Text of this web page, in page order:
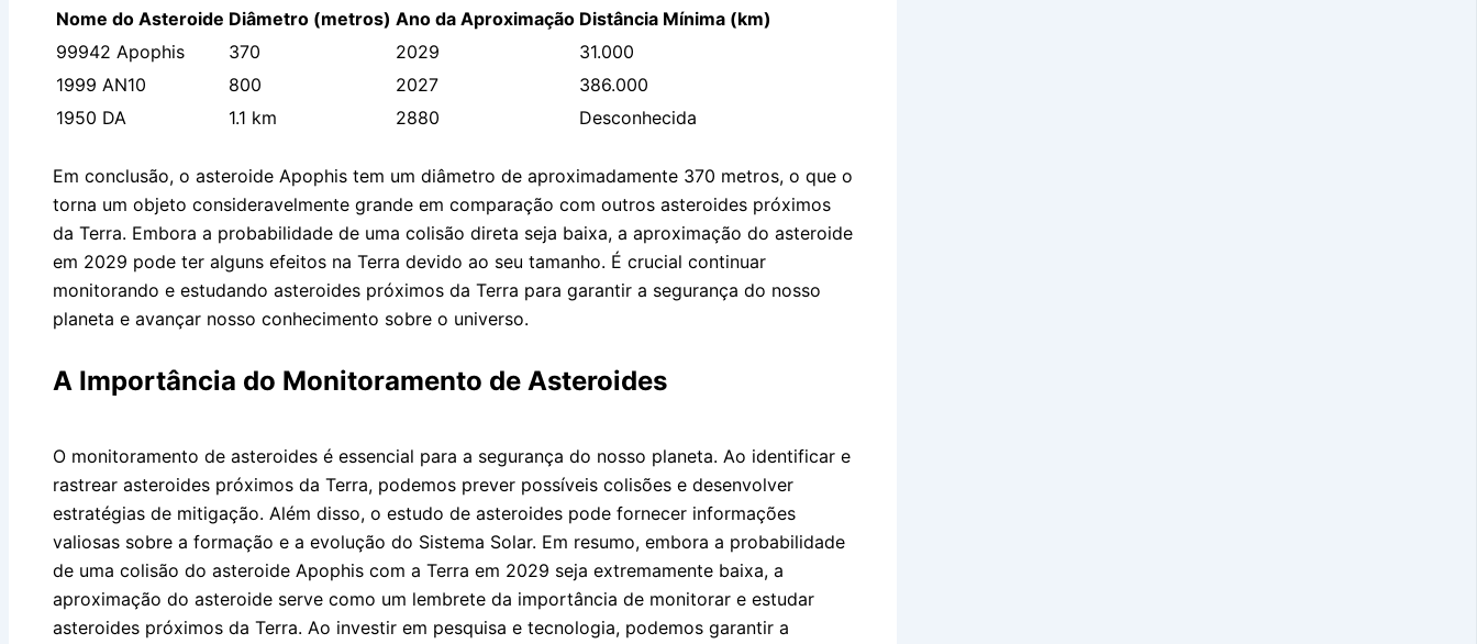
Nome do Asteroide Diâmetro (metros) Ano da Aproximação Distância Mínima (km)
99942 Apophis
370 2029
31.000
1999 AN10
800 2027
386.000
1950 DA
1.1 km 2880 Desconhecida
Em conclusão, o asteroide Apophis tem um diâmetro de aproximadamente 370 metros, o que o
torna um objeto consideravelmente grande em comparação com outros asteroides próximos
da Terra. Embora a probabilidade de uma colisão direta seja baixa, a aproximação do asteroide
em 2029 pode ter alguns efeitos na Terra devido ao seu tamanho. É crucial continuar
monitorando e estudando asteroides próximos da Terra para garantir a segurança do nosso
planeta e avançar nosso conhecimento sobre o universo.
A Importância do Monitoramento de Asteroides
O monitoramento de asteroides é essencial para a segurança do nosso planeta. Ao identificar e
rastrear asteroides próximos da Terra, podemos prever possíveis colisões e desenvolver
estratégias de mitigação. Além disso, o estudo de asteroides pode fornecer informações
valiosas sobre a formação e a evolução do Sistema Solar. Em resumo, embora a probabilidade
de uma colisão do asteroide Apophis com a Terra em 2029 seja extremamente baixa, a
aproximação do asteroide serve como um lembrete da importância de monitorar e estudar
asteroides próximos da Terra. Ao investir em pesquisa e tecnologia, podemos garantir a